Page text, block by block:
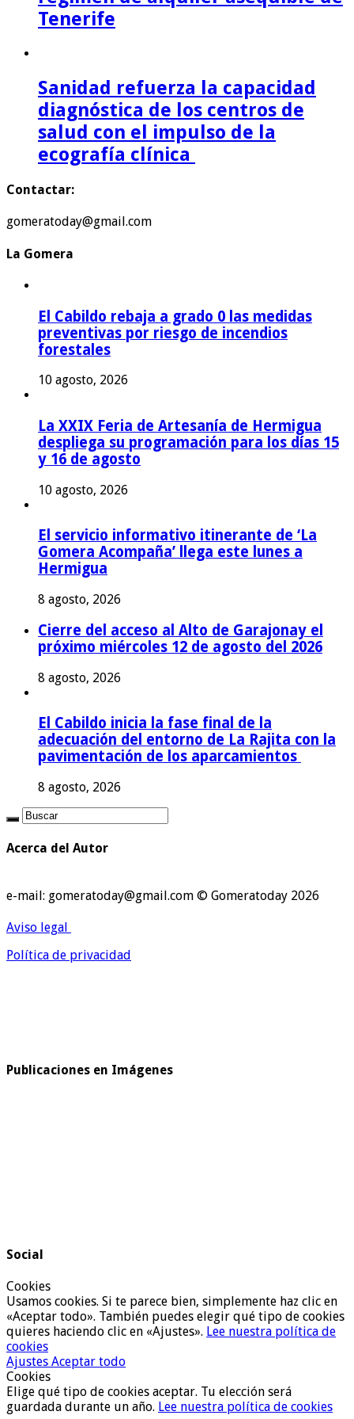
Tenerife
Sanidad refuerza la capacidad
diagnóstica de los centros de
salud con el impulso de la
ecografía clínica
Contactar:
gomeratoday@gmail.com
La Gomera
El Cabildo rebaja a grado 0 las medidas
preventivas por riesgo de incendios
forestales
10 agosto, 2026
La XXIX Feria de Artesanía de Hermigua
despliega su programación para los días 15
y 16 de agosto
10 agosto, 2026
El servicio informativo itinerante de ‘La
Gomera Acompaña’ llega este lunes a
Hermigua
8 agosto, 2026
Cierre del acceso al Alto de Garajonay el
próximo miércoles 12 de agosto del 2026
8 agosto, 2026
El Cabildo inicia la fase final de la
adecuación del entorno de La Rajita con la
pavimentación de los aparcamientos
8 agosto, 2026
Acerca del Autor
e-mail: gomeratoday@gmail.com © Gomeratoday 2026
Aviso legal
Política de privacidad
Publicaciones en Imágenes
Social
Cookies
Usamos cookies. Si te parece bien, simplemente haz clic en
«Aceptar todo». También puedes elegir qué tipo de cookies
quieres haciendo clic en «Ajustes». Lee nuestra política de
cookies
Ajustes Aceptar todo
Cookies
Elige qué tipo de cookies aceptar. Tu elección será
guardada durante un año. Lee nuestra política de cookies